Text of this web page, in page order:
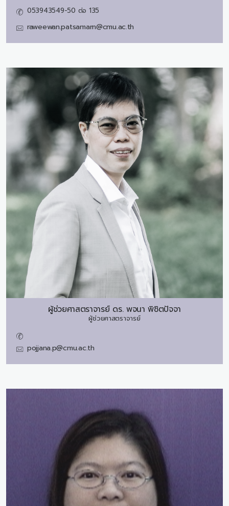
053943549-50 ต่อ 135
raweewan.patsamarn@cmu.ac.th
ผู้ช่วยศาสตราจารย์ ดร. พจนา พิชิตปัจจา
ผู้ช่วยศาสตราจารย์
pojjana.p@cmu.ac.th